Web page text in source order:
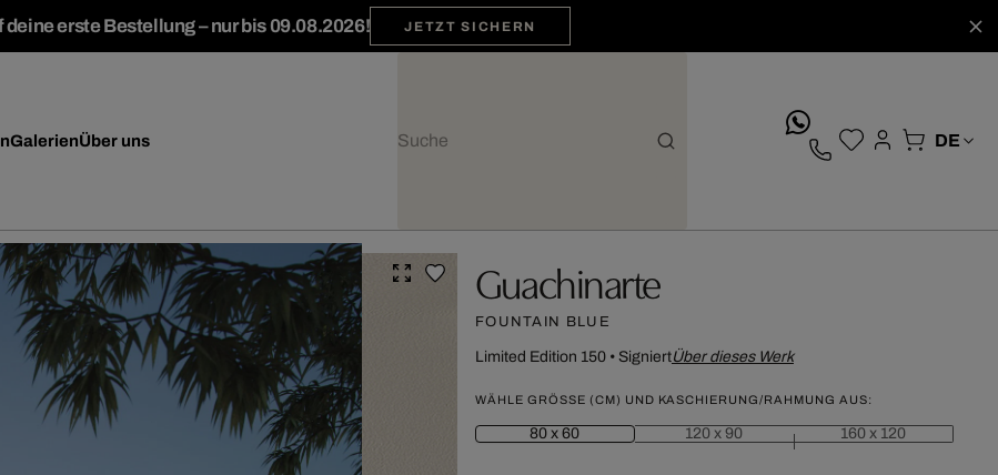
deine erste Bestellung – nur bis 09.08.2026! JETZT SICHERN
GalerienÜber uns
Guachinarte
FOUNTAIN BLUE
Limited Edition 150• SigniertÜber dieses Werk
WÄHLE GRÖSSE (CM) UND KASCHIERUNG/RAHMUNG AUS:
80 x 60 120 x 90 160 x 120